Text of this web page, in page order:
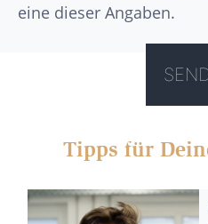
eine dieser Angaben.
Tipps für